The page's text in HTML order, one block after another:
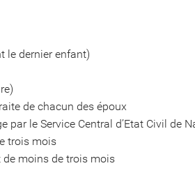
le dernier enfant)
de chacun des époux
le Service Central d’Etat Civil de
trois mois
de moins de trois mois